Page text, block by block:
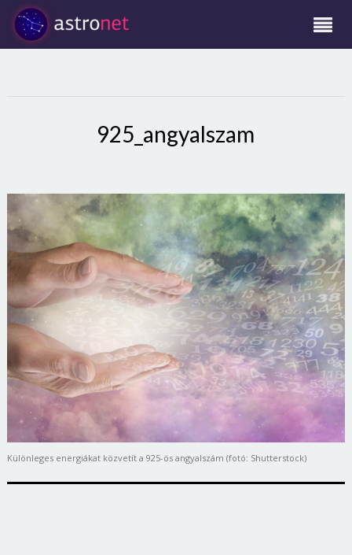
925_angyalszam
Különleges energiákat közvetít a 925-ös angyalszám (fotó: Shutterstock)